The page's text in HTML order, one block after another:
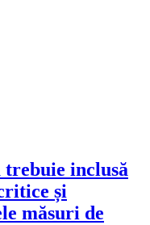
inclusă
și
măsuri de